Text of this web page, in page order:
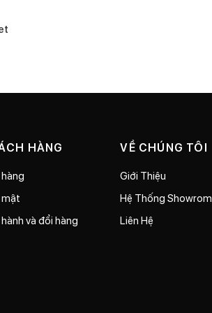
HÀNG
mật
và đổi hàng
VỀ CHÚNG TÔI
Giới Thiệu
Hệ Thống Showrom
Liên Hệ